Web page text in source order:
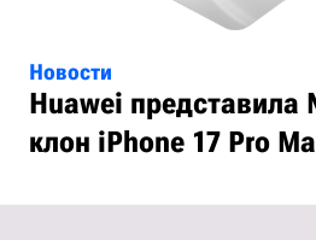
Новости
Huawei представила
клон iPhone 17 Pro